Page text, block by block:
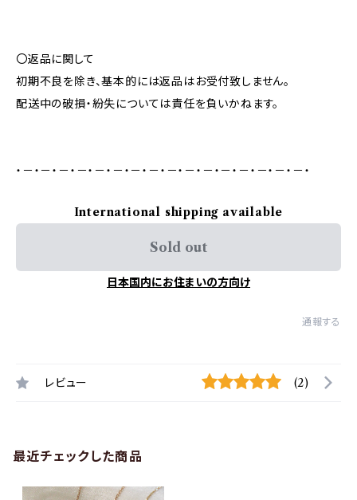
〇返品に関して
初期不良を除き、基本的には返品はお受付致しません。
配送中の破損・紛失については責任を負いかねます。
・－・－・－・－・－・－・－・－・－・－・－・－・－・－・－・－・
International shipping available
Sold out
日本国内にお住まいの方向け
通報する
レビュー (2)
最近チェックした商品